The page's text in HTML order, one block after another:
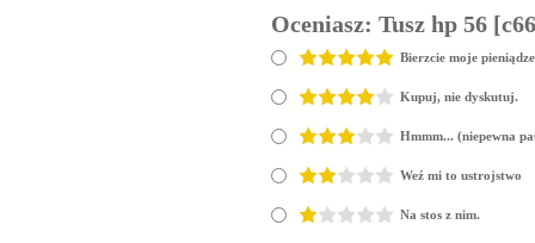
Oceniasz: Tusz hp 56
Bierzcie moje
Kupuj, nie dyskutuj.
Hmmm... (niepewna
Weź mi to ustrojstwo
Na stos z nim.